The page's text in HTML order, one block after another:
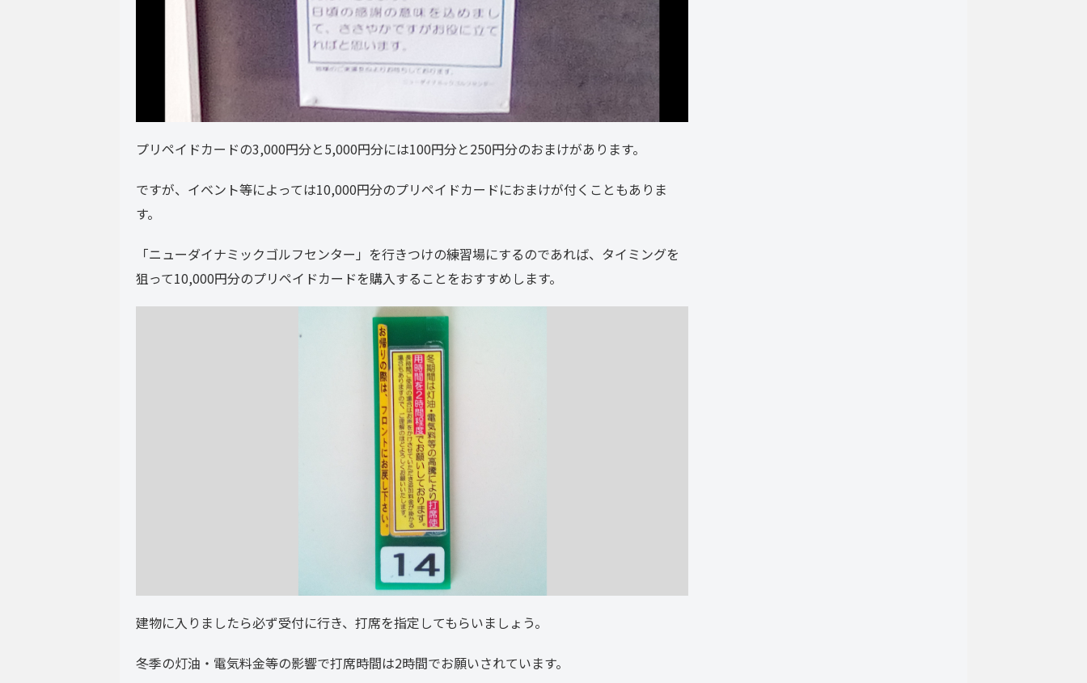
プリペイドカードの3,000円分と5,000円分には100円分と250円分のおまけがあります。
ですが、イベント等によっては10,000円分のプリペイドカードにおまけが付くこともありま
す。
「ニューダイナミックゴルフセンター」を行きつけの練習場にするのであれば、タイミングを
狙って10,000円分のプリペイドカードを購入することをおすすめします。
建物に入りましたら必ず受付に行き、打席を指定してもらいましょう。
冬季の灯油・電気料金等の影響で打席時間は2時間でお願いされています。